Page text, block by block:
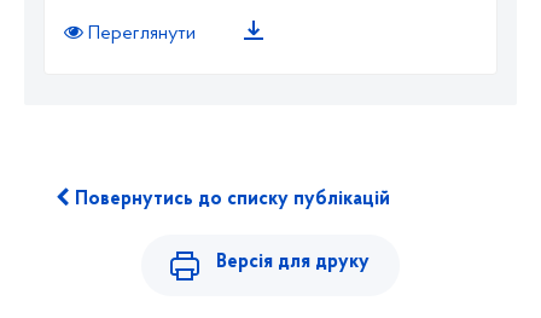
Переглянути
Повернутись до списку публікацій
Версія для друку